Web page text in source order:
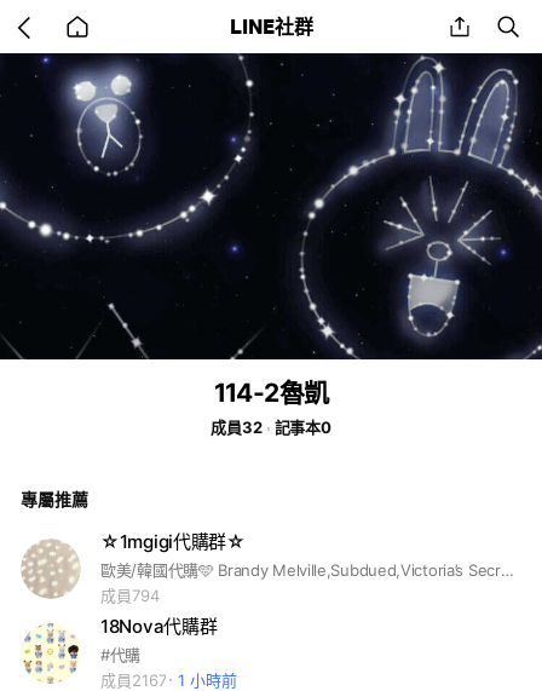
back
to
home
LINE社群 share
114-2魯凱
成員32 記事本0
專屬推薦
☆1mgigi代購群☆
歐美/韓國代購🩵 Brandy Melville,Subdued,Victoria’s Secret,Hollister 長期代購品牌～ 需要代購其他商品也可以來詢問我呦🤎 ig:1mgigi
成員794
18Nova代購群
#代購
成員2167
1 小時前